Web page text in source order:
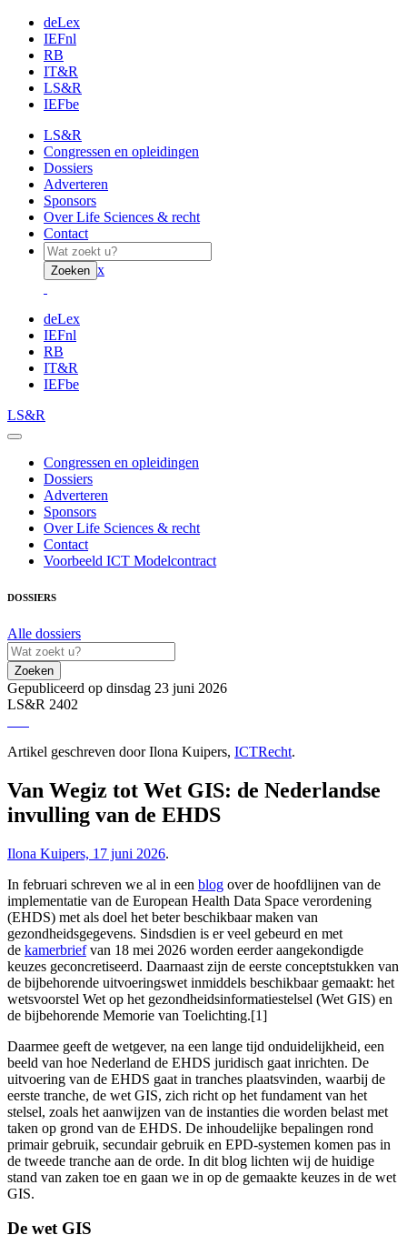
deLex
IEFnl
RB
IT&R
LS&R
IEFbe
LS&R
Congressen en opleidingen
Dossiers
Adverteren
Sponsors
Over Life Sciences & recht
Contact
Zoeken x
deLex
IEFnl
RB
IT&R
IEFbe
LS&R
Congressen en opleidingen
Dossiers
Adverteren
Sponsors
Over Life Sciences & recht
Contact
Voorbeeld ICT Modelcontract
DOSSIERS
Alle dossiers
Zoeken
Gepubliceerd op dinsdag 23 juni 2026
LS&R 2402
Artikel geschreven door Ilona Kuipers, ICTRecht.
Van Wegiz tot Wet GIS: de Nederlandse
invulling van de EHDS
Ilona Kuipers, 17 juni 2026.
In februari schreven we al in een blog over de hoofdlijnen van de
implementatie van de European Health Data Space verordening
(EHDS) met als doel het beter beschikbaar maken van
gezondheidsgegevens. Sindsdien is er veel gebeurd en met
de kamerbriefvan 18 mei 2026 worden eerder aangekondigde
keuzes geconcretiseerd. Daarnaast zijn de eerste conceptstukken van
de bijbehorende uitvoeringswet inmiddels beschikbaar gemaakt: het
wetsvoorstel Wet op het gezondheidsinformatiestelsel (Wet GIS) en
de bijbehorende Memorie van Toelichting.[1]
Daarmee geeft de wetgever, na een lange tijd onduidelijkheid, een
beeld van hoe Nederland de EHDS juridisch gaat inrichten. De
uitvoering van de EHDS gaat in tranches plaatsvinden, waarbij de
eerste tranche, de wet GIS, zich richt op het fundament van het
stelsel, zoals het aanwijzen van de instanties die worden belast met
taken op grond van de EHDS. De inhoudelijke bepalingen rond
primair gebruik, secundair gebruik en EPD-systemen komen pas in
de tweede tranche aan de orde. In dit blog lichten wij de huidige
stand van zaken toe en gaan we in op de gemaakte keuzes in de wet
GIS.
De wet GIS